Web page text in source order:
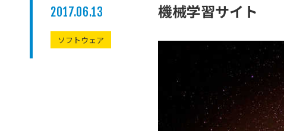
2017.06.13
ソフトウェア
機械学習サイト